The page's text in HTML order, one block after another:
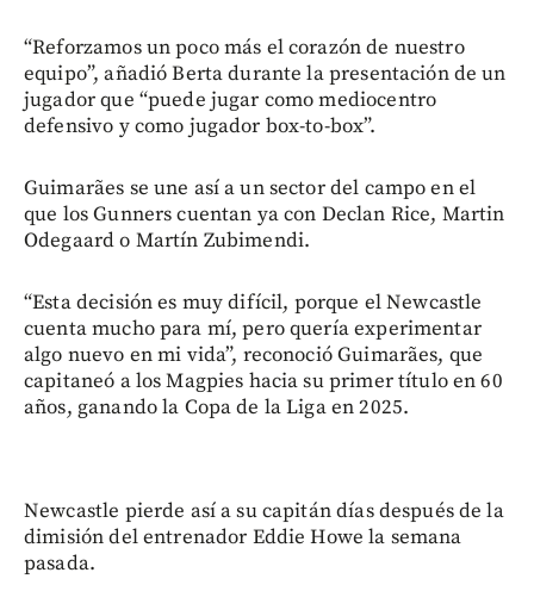
“Reforzamos un poco más el corazón de nuestro
equipo”, añadió Berta durante la presentación de un
jugador que “puede jugar como mediocentro
defensivo y como jugador box-to-box”.
Guimarães se une así a un sector del campo en el
que los Gunners cuentan ya con Declan Rice, Martin
Odegaard o Martín Zubimendi.
“Esta decisión es muy difícil, porque el Newcastle
cuenta mucho para mí, pero quería experimentar
algo nuevo en mi vida”, reconoció Guimarães, que
capitaneó a los Magpies hacia su primer título en 60
años, ganando la Copa de la Liga en 2025.
Newcastle pierde así a su capitán días después de la
dimisión del entrenador Eddie Howe la semana
pasada.